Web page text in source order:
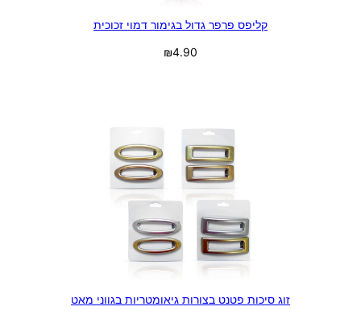
קליפס פרפר גדול בגימור דמוי זכוכית
₪4.90
זוג סיכות פטנט בצורות גיאומטריות בגווני מאט